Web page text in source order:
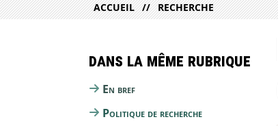
ACCUEIL RECHERCHE
Dans la même rubrique
En bref
Politique de recherche